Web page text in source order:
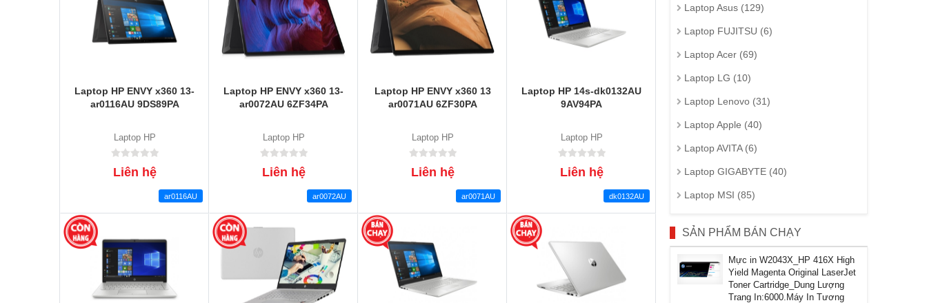
Laptop HP ENVY x360 13-
ar0116AU 9DS89PA
Laptop HP
Liên hệ
ar0116AU
Laptop HP ENVY x360 13-
ar0072AU 6ZF34PA
Laptop HP
Liên hệ
ar0072AU
Laptop HP ENVY x360 13
ar0071AU 6ZF30PA
Laptop HP
Liên hệ
ar0071AU
Laptop HP 14s-dk0132AU
9AV94PA
Laptop HP
Liên hệ
dk0132AU
Laptop Asus (129)
Laptop FUJITSU (6)
Laptop Acer (69)
Laptop LG (10)
Laptop Lenovo (31)
Laptop Apple (40)
Laptop AVITA (6)
Laptop GIGABYTE (40)
Laptop MSI (85)
SẢN PHẨM BÁN CHẠY
Mực in W2043X_HP 416X High
Yield Magenta Original LaserJet
Toner Cartridge_Dung Lượng
Trang In:6000.Máy In Tương